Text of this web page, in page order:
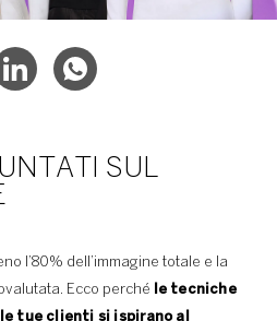
SUL
l’80% dell’immagine totale e la
Ecco perché
le tecniche
tue clienti si ispirano al